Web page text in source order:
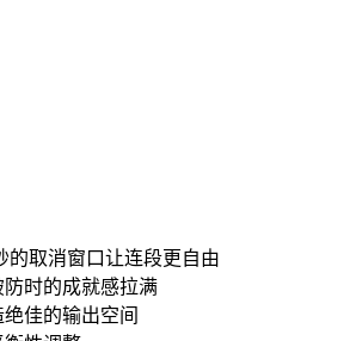
的取消窗口让连段更自由
防时的成就感拉满
佳的输出空间